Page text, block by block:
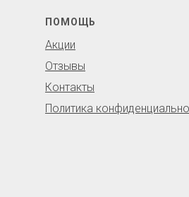
ПОМОЩЬ
Акции
Отзывы
Контакты
Политика